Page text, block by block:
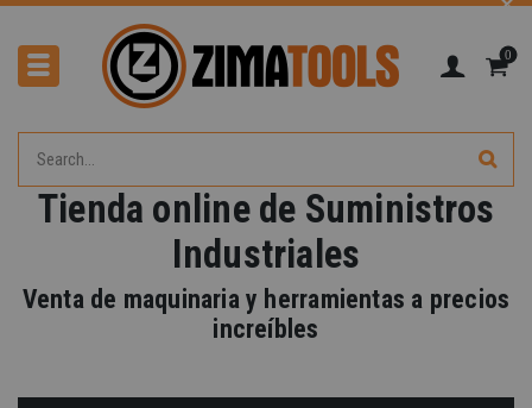
0
Tienda online de Suministros
Industriales
Venta de maquinaria y herramientas a precios
increíbles
-40%